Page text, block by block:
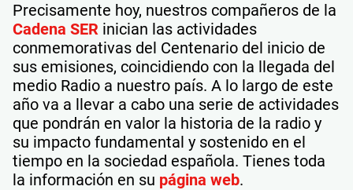
Precisamente hoy, nuestros compañeros de la
Cadena SER inician las actividades
conmemorativas del Centenario del inicio de
sus emisiones, coincidiendo con la llegada del
medio Radio a nuestro país. A lo largo de este
año va a llevar a cabo una serie de actividades
que pondrán en valor la historia de la radio y
su impacto fundamental y sostenido en el
tiempo en la sociedad española. Tienes toda
la información en su página web.